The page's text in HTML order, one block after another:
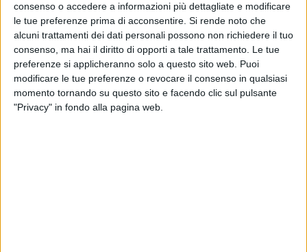
consenso o accedere a informazioni più dettagliate e modificare
le tue preferenze prima di acconsentire. Si rende noto che
alcuni trattamenti dei dati personali possono non richiedere il tuo
consenso, ma hai il diritto di opporti a tale trattamento. Le tue
preferenze si applicheranno solo a questo sito web. Puoi
modificare le tue preferenze o revocare il consenso in qualsiasi
momento tornando su questo sito e facendo clic sul pulsante
"Privacy" in fondo alla pagina web.
Negli ultimi anni, l' Italiaè stata più volte vicina a
trionfare. Ricordiamo, ad esempio, il terzo posto de
nel 2015 con “Grande amore
”, il sesto di
Francesco Gabbani
nel 2017 con “
Occidentali's
Karma” e il quinto diErmal Meta eFabrizio Moro
nel 2018 con “Non mi avete fatto niente ”. Il nostro
Paese vantadue vittorie: nel 1964 con